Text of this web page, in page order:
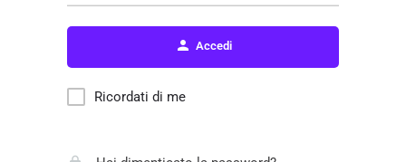
Accedi
Ricordati di me